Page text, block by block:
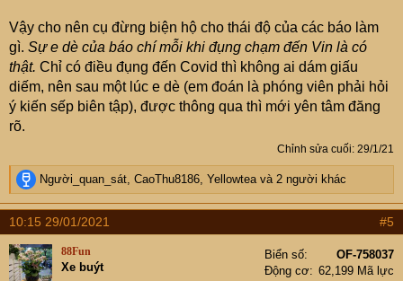
BĐH Thông Báo tất cả những bài viết lợi dụng diễn biến
phức tạp của dịch bệnh để đăng tải, phát tán lên diễn đàn
các thông tin không đúng sự thật, xuyên tạc tình hình liên
quan đến dịch bệnh tại Việt Nam. Cũng như đưa những
tin đồn nhảm, nghe nói, hình như, thiếu căn cứ gây
hoang mang cho các thành viên, hay dẫn nguồn từ
những trang báo điện tử không chính thống, từ FB chưa
được kiểm chứng về dịch bệnh viêm đường hô hấp cấp
COVID - 19 và lái vấn đề sang Chính Trị.
Ngoài ra đề nghị các bác
Không tranh luận vấn đề không liên quan đến thớt, không
Vậy cho nên cụ đừng biện hộ cho thái độ của các báo làm
gì. Sự e dè của báo chí mỗi khi đụng chạm đến Vin là có
thật. Chỉ có điều đụng đến Covid thì không ai dám giấu
diếm, nên sau một lúc e dè (em đoán là phóng viên phải hỏi
ý kiến sếp biên tập), được thông qua thì mới yên tâm đăng
rõ.
Chỉnh sửa cuối: 29/1/21
R
e
a
c
t
i
o
Người_quan_sát CaoThu8186 Yellowtea và 2 người khác
10:15 29/01/2021 #5
88Fun
Xe buýt
Biển số
OF-758037
Động cơ
62,199 Mã lực